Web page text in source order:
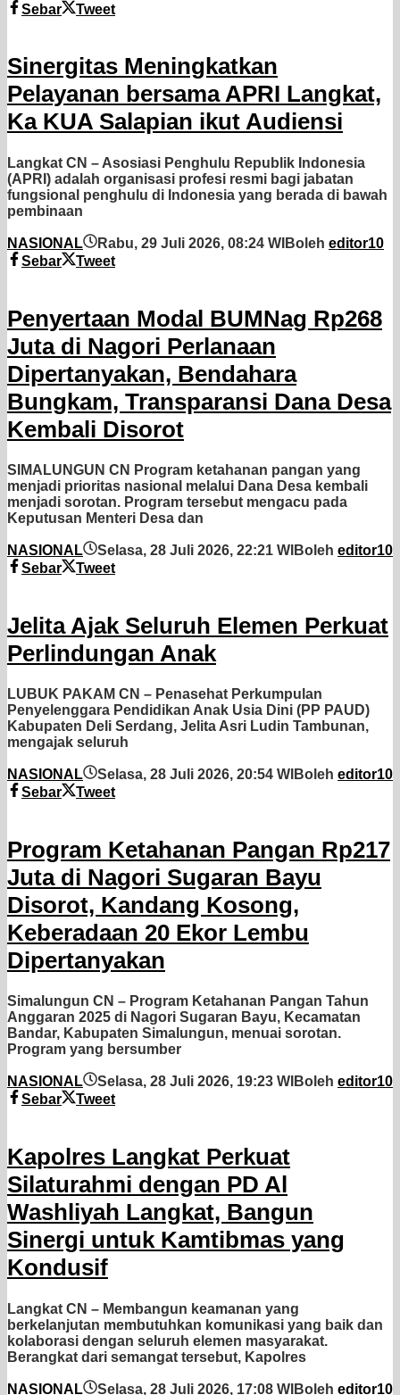
Sebar
Tweet
Sinergitas Meningkatkan
Pelayanan bersama APRI Langkat,
Ka KUA Salapian ikut Audiensi
Langkat CN – Asosiasi Penghulu Republik Indonesia
(APRI) adalah organisasi profesi resmi bagi jabatan
fungsional penghulu di Indonesia yang berada di bawah
pembinaan
NASIONAL Rabu, 29 Juli 2026, 08:24 WIBoleh editor10
Sebar
Tweet
Penyertaan Modal BUMNag Rp268
Juta di Nagori Perlanaan
Dipertanyakan, Bendahara
Bungkam, Transparansi Dana Desa
Kembali Disorot
SIMALUNGUN CN Program ketahanan pangan yang
menjadi prioritas nasional melalui Dana Desa kembali
menjadi sorotan. Program tersebut mengacu pada
Keputusan Menteri Desa dan
NASIONAL Selasa, 28 Juli 2026, 22:21 WIBoleh editor10
Sebar
Tweet
Jelita Ajak Seluruh Elemen Perkuat
Perlindungan Anak
LUBUK PAKAM CN – Penasehat Perkumpulan
Penyelenggara Pendidikan Anak Usia Dini (PP PAUD)
Kabupaten Deli Serdang, Jelita Asri Ludin Tambunan,
mengajak seluruh
NASIONAL Selasa, 28 Juli 2026, 20:54 WIBoleh editor10
Sebar
Tweet
Program Ketahanan Pangan Rp217
Juta di Nagori Sugaran Bayu
Disorot, Kandang Kosong,
Keberadaan 20 Ekor Lembu
Dipertanyakan
Simalungun CN – Program Ketahanan Pangan Tahun
Anggaran 2025 di Nagori Sugaran Bayu, Kecamatan
Bandar, Kabupaten Simalungun, menuai sorotan.
Program yang bersumber
NASIONAL Selasa, 28 Juli 2026, 19:23 WIBoleh editor10
Sebar
Tweet
Kapolres Langkat Perkuat
Silaturahmi dengan PD Al
Washliyah Langkat, Bangun
Sinergi untuk Kamtibmas yang
Kondusif
Langkat CN – Membangun keamanan yang
berkelanjutan membutuhkan komunikasi yang baik dan
kolaborasi dengan seluruh elemen masyarakat.
Berangkat dari semangat tersebut, Kapolres
NASIONAL Selasa, 28 Juli 2026, 17:08 WIBoleh editor10